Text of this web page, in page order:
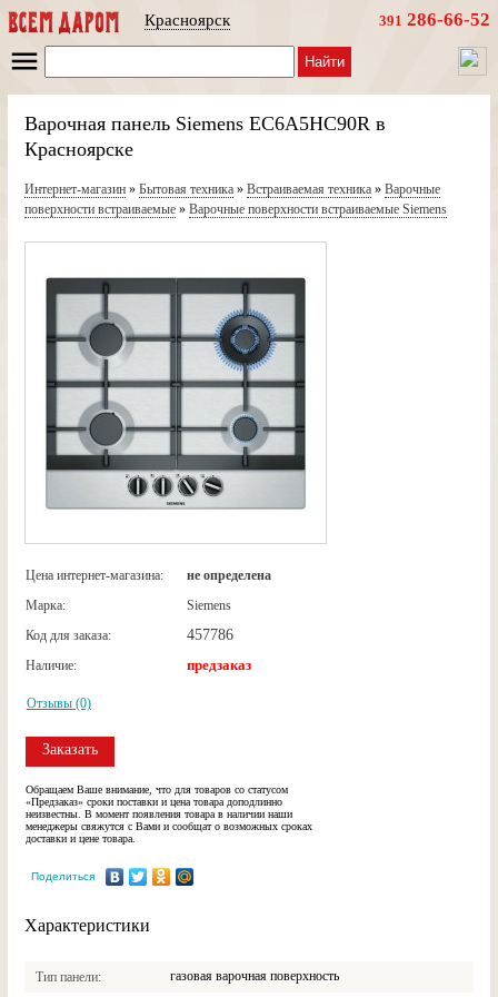
Красноярск 391 286-66-52
Найти
Варочная панель Siemens EC6A5HC90R в
Красноярске
Интернет-магазин» Бытовая техника» Встраиваемая техника» Варочные
поверхности встраиваемые» Варочные поверхности встраиваемые Siemens
Цена интернет-магазина:
не определена
Марка:
Siemens
Код для заказа:
457786
Наличие: предзаказ
Отзывы (0)
Заказать
Обращаем Ваше внимание, что для товаров со статусом
«Предзаказ» сроки поставки и цена товара доподлинно
неизвестны. В момент появления товара в наличии наши
менеджеры свяжутся с Вами и сообщат о возможных сроках
доставки и цене товара.
Поделиться
Характеристики
Тип панели газовая варочная поверхность